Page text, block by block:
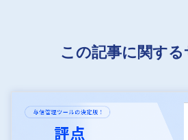
この記事に関する